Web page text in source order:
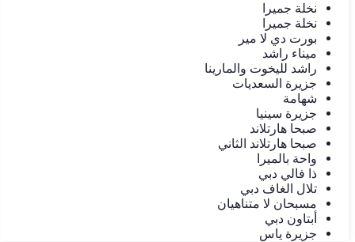
نخلة جميرا
نخلة جميرا
بورت دي لا مير
ميناء راشد
راشد لليخوت والمارينا
جزيرة السعديات
شهامة
جزيرة سينيا
صبحا هارتلاند
صبحا هارتلاند الثاني
واحة بالميرا
ذا فالي دبي
تلال الغاف دبي
مسبحان لا متناهيان
أبتاون دبي
جزيرة ياس